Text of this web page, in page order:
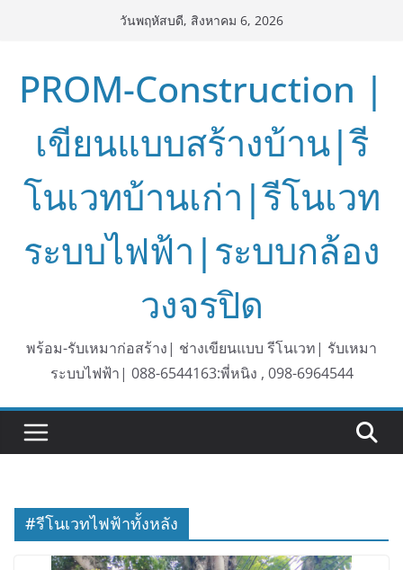
วันพฤหัสบดี, สิงหาคม 6, 2026
PROM-Construction |
เขียนแบบสร้างบ้าน|รี
โนเวทบ้านเก่า|รีโนเวท
ระบบไฟฟ้า|ระบบกล้อง
วงจรปิด
พร้อม-รับเหมาก่อสร้าง| ช่างเขียนแบบ รีโนเวท| รับเหมา
ระบบไฟฟ้า| 088-6544163:พี่หนิง , 098-6964544
#รีโนเวทไฟฟ้าทั้งหลัง